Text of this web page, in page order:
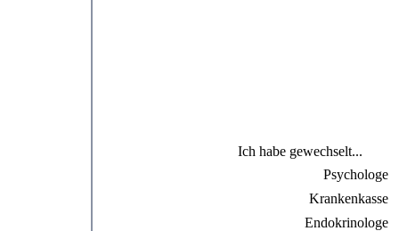
Ich habe gewechselt...
Psychologe
Krankenkasse
Endokrinologe